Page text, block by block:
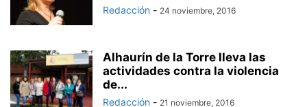
Redacción - 24 noviembre, 2016
Alhaurín de la Torre lleva las
actividades contra la violencia
de...
Redacción - 21 noviembre, 2016